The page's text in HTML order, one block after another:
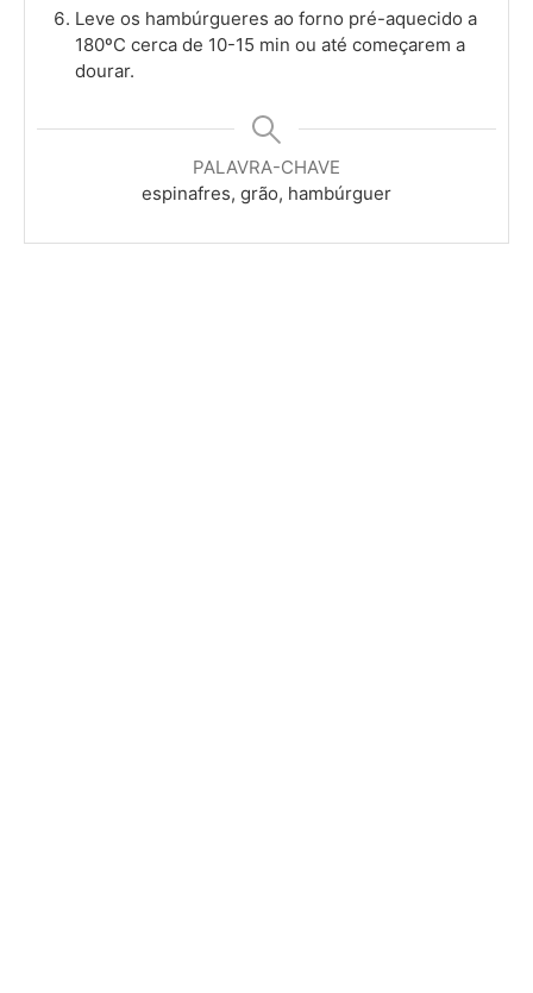
Leve os hambúrgueres ao forno pré-aquecido a
180ºC cerca de 10-15 min ou até começarem a
dourar.
PALAVRA-CHAVE
espinafres, grão, hambúrguer